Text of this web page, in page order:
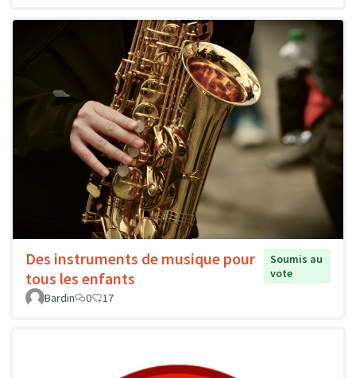
Des instruments de musique pour
tous les enfants
Soumis au
vote
Bardin
0 17